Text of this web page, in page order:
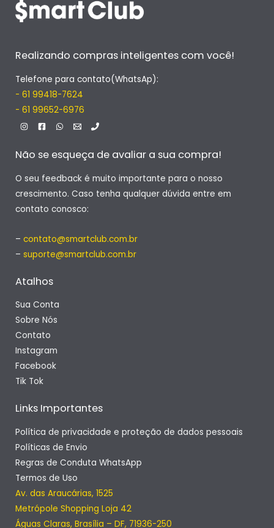
Realizando compras inteligentes com você!
Telefone para contato(WhatsAp):
- 61 99418-7624
- 61 99652-6976
Não se esqueça de avaliar a sua compra!
O seu feedback é muito importante para o nosso
crescimento. Caso tenha qualquer dúvida entre em
contato conosco:
– contato@smartclub.com.br
– suporte@smartclub.com.br
Atalhos
Sua Conta
Sobre Nós
Contato
Instagram
Facebook
Tik Tok
Links Importantes
Política de privacidade e proteção de dados pessoais
Políticas de Envio
Regras de Conduta WhatsApp
Termos de Uso
Av. das Araucárias, 1525
Metrópole Shopping Loja 42
Águas Claras, Brasília – DF, 71936-250